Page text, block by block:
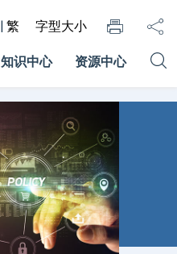
|繁
字型大小
知识中心 资源中心